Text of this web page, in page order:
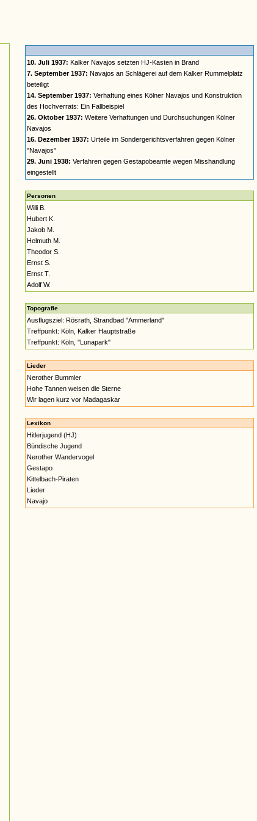
10. Juli 1937: Kalker Navajos setzten HJ-Kasten in Brand
7. September 1937: Navajos an Schlägerei auf dem Kalker Rummelplatz
beteiligt
14. September 1937: Verhaftung eines Kölner Navajos und Konstruktion
des Hochverrats: Ein Fallbeispiel
26. Oktober 1937: Weitere Verhaftungen und Durchsuchungen Kölner
Navajos
16. Dezember 1937: Urteile im Sondergerichtsverfahren gegen Kölner
"Navajos"
29. Juni 1938: Verfahren gegen Gestapobeamte wegen Misshandlung
eingestellt
Personen
Willi B.
Hubert K.
Jakob M.
Helmuth M.
Theodor S.
Ernst S.
Ernst T.
Adolf W.
Topografie
Ausflugsziel: Rösrath, Strandbad "Ammerland"
Treffpunkt: Köln, Kalker Hauptstraße
Treffpunkt: Köln, "Lunapark"
Lieder
Nerother Bummler
Hohe Tannen weisen die Sterne
Wir lagen kurz vor Madagaskar
Lexikon
Hitlerjugend (HJ)
Bündische Jugend
Nerother Wandervogel
Gestapo
Kittelbach-Piraten
Lieder
Navajo